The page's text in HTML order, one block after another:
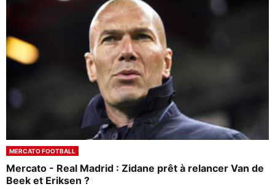
MERCATO FOOTBALL
Mercato - Real Madrid : Zidane prêt à relancer Van de
Beek et Eriksen ?